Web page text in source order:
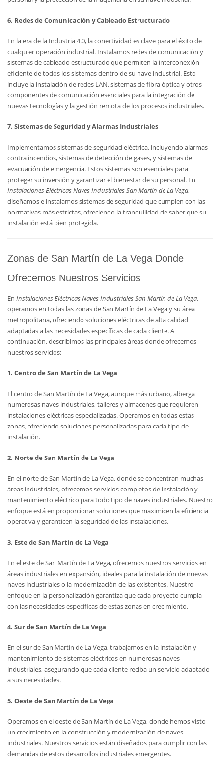
6. Redes de Comunicación y Cableado Estructurado
En la era de la Industria 4.0, la conectividad es clave para el éxito de
cualquier operación industrial. Instalamos redes de comunicación y
sistemas de cableado estructurado que permiten la interconexión
eficiente de todos los sistemas dentro de su nave industrial. Esto
incluye la instalación de redes LAN, sistemas de fibra óptica y otros
componentes de comunicación esenciales para la integración de
nuevas tecnologías y la gestión remota de los procesos industriales.
7. Sistemas de Seguridad y Alarmas Industriales
Implementamos sistemas de seguridad eléctrica, incluyendo alarmas
contra incendios, sistemas de detección de gases, y sistemas de
evacuación de emergencia. Estos sistemas son esenciales para
proteger su inversión y garantizar el bienestar de su personal. En
Instalaciones Eléctricas Naves Industriales San Martín de La Vega,
diseñamos e instalamos sistemas de seguridad que cumplen con las
normativas más estrictas, ofreciendo la tranquilidad de saber que su
instalación está bien protegida.
Zonas de San Martín de La Vega Donde
Ofrecemos Nuestros Servicios
En Instalaciones Eléctricas Naves Industriales San Martín de La Vega,
operamos en todas las zonas de San Martín de La Vega y su área
metropolitana, ofreciendo soluciones eléctricas de alta calidad
adaptadas a las necesidades específicas de cada cliente. A
continuación, describimos las principales áreas donde ofrecemos
nuestros servicios:
1. Centro de San Martín de La Vega
El centro de San Martín de La Vega, aunque más urbano, alberga
numerosas naves industriales, talleres y almacenes que requieren
instalaciones eléctricas especializadas. Operamos en todas estas
zonas, ofreciendo soluciones personalizadas para cada tipo de
instalación.
2. Norte de San Martín de La Vega
En el norte de San Martín de La Vega, donde se concentran muchas
áreas industriales, ofrecemos servicios completos de instalación y
mantenimiento eléctrico para todo tipo de naves industriales. Nuestro
enfoque está en proporcionar soluciones que maximicen la eficiencia
operativa y garanticen la seguridad de las instalaciones.
3. Este de San Martín de La Vega
En el este de San Martín de La Vega, ofrecemos nuestros servicios en
áreas industriales en expansión, ideales para la instalación de nuevas
naves industriales o la modernización de las existentes. Nuestro
enfoque en la personalización garantiza que cada proyecto cumpla
con las necesidades específicas de estas zonas en crecimiento.
4. Sur de San Martín de La Vega
En el sur de San Martín de La Vega, trabajamos en la instalación y
mantenimiento de sistemas eléctricos en numerosas naves
industriales, asegurando que cada cliente reciba un servicio adaptado
a sus necesidades.
5. Oeste de San Martín de La Vega
Operamos en el oeste de San Martín de La Vega, donde hemos visto
un crecimiento en la construcción y modernización de naves
industriales. Nuestros servicios están diseñados para cumplir con las
demandas de estos desarrollos industriales emergentes.